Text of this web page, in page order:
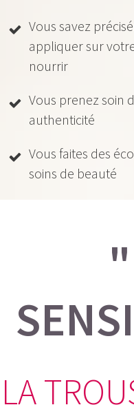
Vous savez
appliquer sur
nourrir
Vous prenez soin
authenticité
Vous faites des
soins de beauté
LA